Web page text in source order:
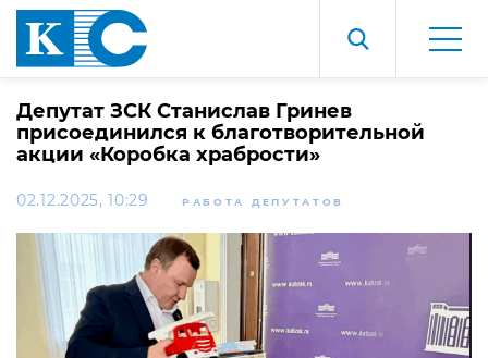
Депутат ЗСК Станислав Гринев
присоединился к благотворительной
акции «Коробка храбрости»
02.12.2025, 10:29 РАБОТА ДЕПУТАТОВ